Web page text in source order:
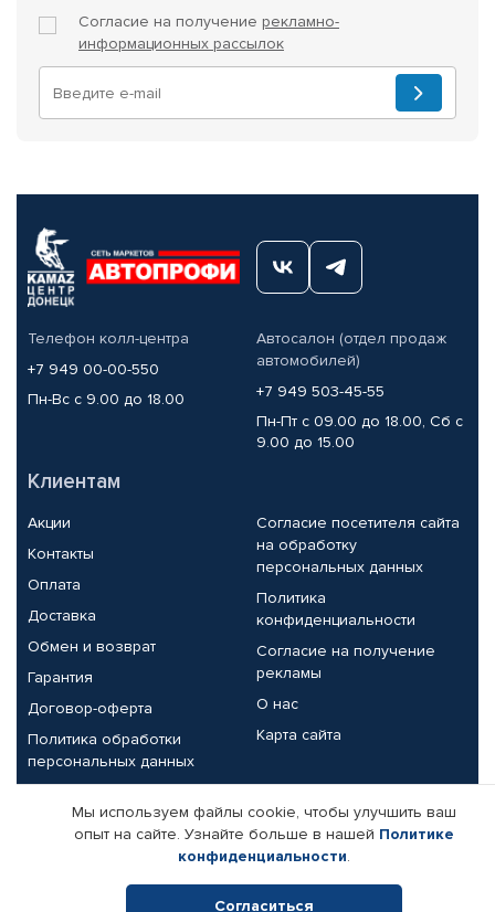
Согласие на получение рекламно-
информационных рассылок
Телефон колл-центра
+7 949 00-00-550
Пн-Вс с 9.00 до 18.00
Автосалон (отдел продаж
автомобилей)
+7 949 503-45-55
Пн-Пт с 09.00 до 18.00, Сб с
9.00 до 15.00
Клиентам
Акции
Контакты
Оплата
Доставка
Обмен и возврат
Гарантия
Договор-оферта
Политика обработки
персональных данных
Согласие посетителя сайта
на обработку
персональных данных
Политика
конфиденциальности
Согласие на получение
рекламы
О нас
Карта сайта
Партнерам
Корпоративным клиентам
Поставщикам
Реквизиты компании
Мы используем файлы cookie, чтобы улучшить ваш
опыт на сайте. Узнайте больше в нашей Политике
конфиденциальности.
Согласиться